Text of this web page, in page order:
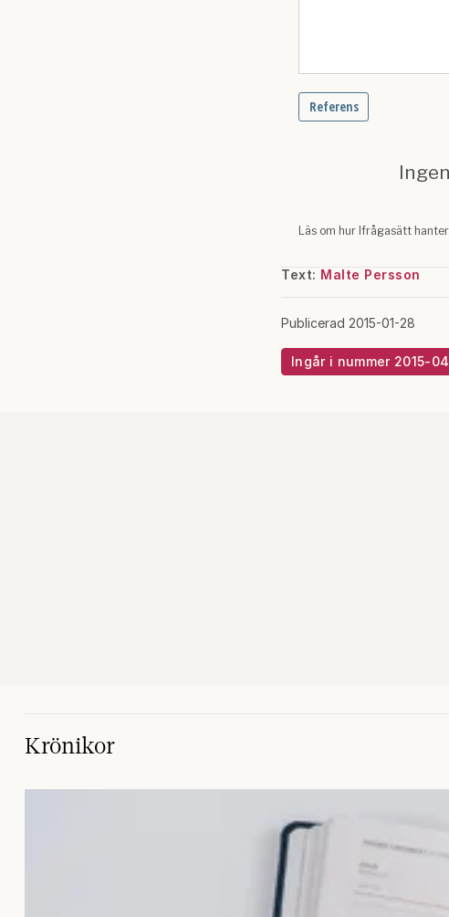
Text: Malte Persson
Publicerad 2015-01-28
Ingår i nummer 2015-04
Krönikor